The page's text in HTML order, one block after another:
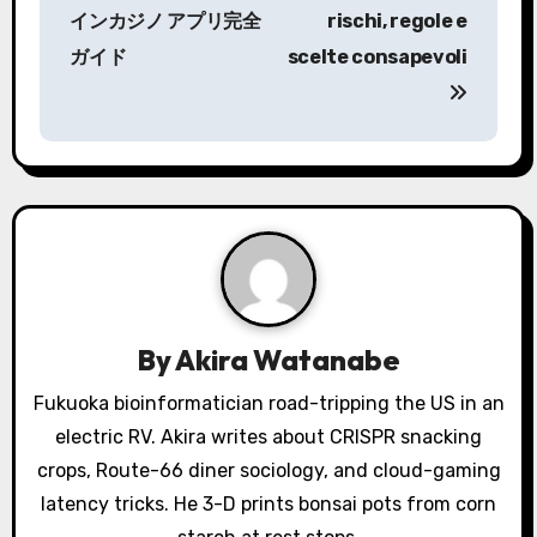
a
v
t
i
o
インカジノ アプリ完全
ガイド
rischi, regole e
scelte consapevoli
ByAkira Watanabe
Fukuoka bioinformatician road-tripping the US in an
electric RV. Akira writes about CRISPR snacking
crops, Route-66 diner sociology, and cloud-gaming
latency tricks. He 3-D prints bonsai pots from corn